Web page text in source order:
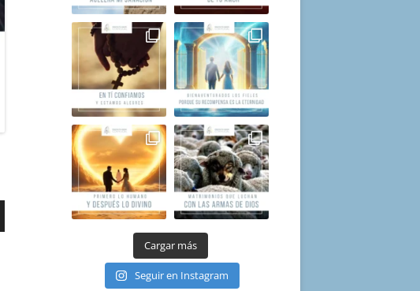
Cargar más
Seguir en Instagram